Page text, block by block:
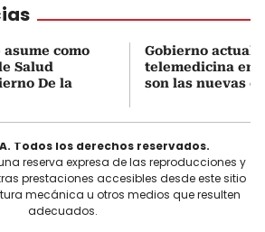
como
Salud
De la
Gobierno
telemedicina en
son las nuevas
Todos los derechos reservados.
una reserva expresa de las reproducciones y
prestaciones accesibles desde este sitio
mecánica u otros medios que resulten
adecuados.